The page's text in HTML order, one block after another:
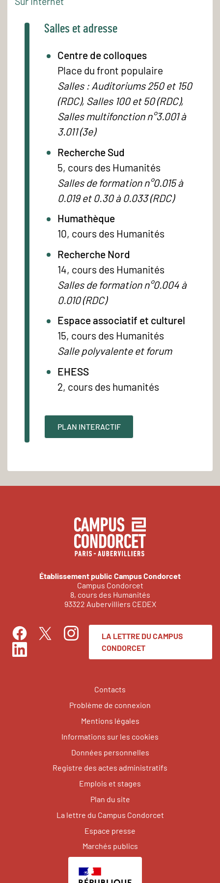
Salles et adresse
Centre de colloques
Place du front populaire
Salles : Auditoriums 250 et 150
(RDC), Salles 100 et 50 (RDC),
Salles multifonction n°3.001 à
3.011 (3e)
Recherche Sud
5, cours des Humanités
Salles de formation n°0.015 à
0.019 et 0.30 à 0.033 (RDC)
Humathèque
10, cours des Humanités
Recherche Nord
14, cours des Humanités
Salles de formation n°0.004 à
0.010 (RDC)
Espace associatif et culturel
15, cours des Humanités
Salle polyvalente et forum
EHESS
2, cours des humanités
PLAN INTERACTIF
Établissement public Campus Condorcet
Campus Condorcet
8, cours des Humanités
93322 Aubervilliers CEDEX
FacebookTwitterInstagram
LinkedIn
LA LETTRE DU CAMPUS
CONDORCET
Contacts
Problème de connexion
Mentions légales
Informations sur les cookies
Données personnelles
Registre des actes administratifs
Emplois et stages
Plan du site
La lettre du Campus Condorcet
Espace presse
Marchés publics